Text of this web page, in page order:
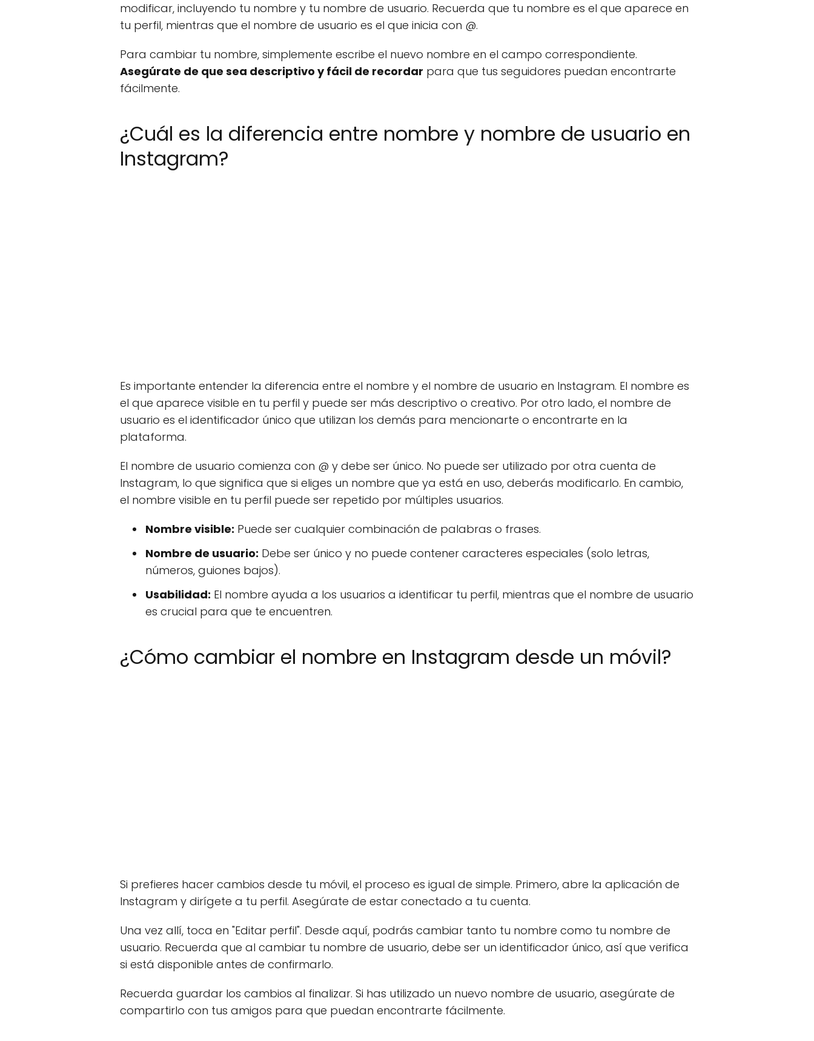
modificar, incluyendo tu nombre y tu nombre de usuario. Recuerda que tu nombre es el que aparece en
tu perfil, mientras que el nombre de usuario es el que inicia con @.
Para cambiar tu nombre, simplemente escribe el nuevo nombre en el campo correspondiente.
Asegúrate de que sea descriptivo y fácil de recordar para que tus seguidores puedan encontrarte
fácilmente.
¿Cuál es la diferencia entre nombre y nombre de usuario en
Instagram?
Es importante entender la diferencia entre el nombre y el nombre de usuario en Instagram. El nombre es
el que aparece visible en tu perfil y puede ser más descriptivo o creativo. Por otro lado, el nombre de
usuario es el identificador único que utilizan los demás para mencionarte o encontrarte en la
plataforma.
El nombre de usuario comienza con @ y debe ser único. No puede ser utilizado por otra cuenta de
Instagram, lo que significa que si eliges un nombre que ya está en uso, deberás modificarlo. En cambio,
el nombre visible en tu perfil puede ser repetido por múltiples usuarios.
Nombre visible: Puede ser cualquier combinación de palabras o frases.
Nombre de usuario: Debe ser único y no puede contener caracteres especiales (solo letras,
números, guiones bajos).
Usabilidad: El nombre ayuda a los usuarios a identificar tu perfil, mientras que el nombre de usuario
es crucial para que te encuentren.
¿Cómo cambiar el nombre en Instagram desde un móvil?
Si prefieres hacer cambios desde tu móvil, el proceso es igual de simple. Primero, abre la aplicación de
Instagram y dirígete a tu perfil. Asegúrate de estar conectado a tu cuenta.
Una vez allí, toca en "Editar perfil". Desde aquí, podrás cambiar tanto tu nombre como tu nombre de
usuario. Recuerda que al cambiar tu nombre de usuario, debe ser un identificador único, así que verifica
si está disponible antes de confirmarlo.
Recuerda guardar los cambios al finalizar. Si has utilizado un nuevo nombre de usuario, asegúrate de
compartirlo con tus amigos para que puedan encontrarte fácilmente.